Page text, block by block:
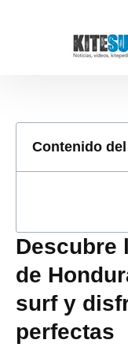
Descubre
de
surf y
perfectas
Contenido